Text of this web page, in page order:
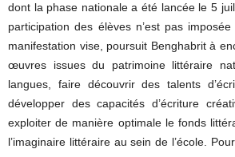
dont la phase nationale a été lancée le 5
participation des élèves n’est pas
manifestation vise, poursuit Benghabrit à
œuvres issues du patrimoine littéraire
langues, faire découvrir des talents
développer des capacités d’écriture
exploiter de manière optimale le fonds
l’imaginaire littéraire au sein de l’école.